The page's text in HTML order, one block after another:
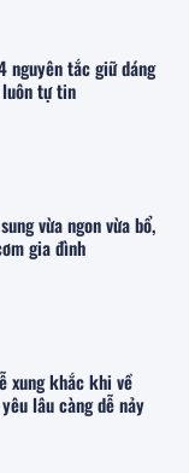
nguyên tắc giữ dáng
tự tin
vừa ngon vừa bổ,
gia đình
xung khắc khi về
lâu càng dễ nảy